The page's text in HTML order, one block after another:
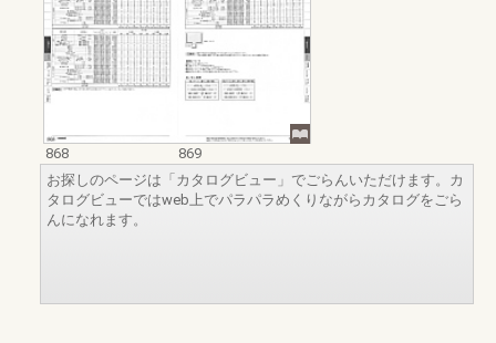
868
869
お探しのページは「カタログビュー」でごらんいただけます。カ
タログビューではweb上でパラパラめくりながらカタログをごら
んになれます。